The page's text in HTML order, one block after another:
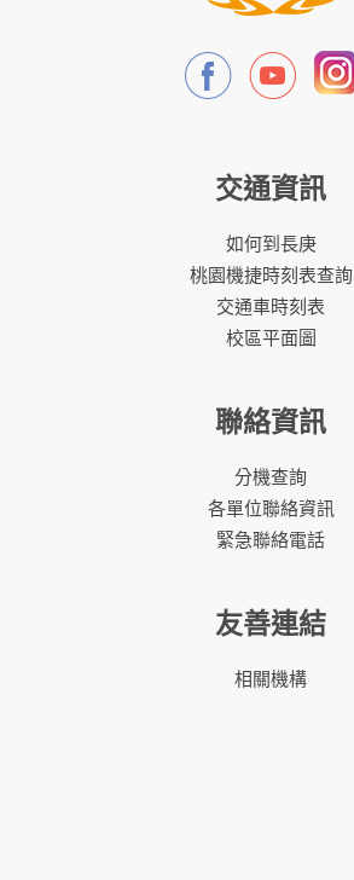
交通資訊
如何到長庚
桃園機捷時刻表查詢
交通車時刻表
校區平面圖
聯絡資訊
分機查詢
各單位聯絡資訊
緊急聯絡電話
友善連結
相關機構